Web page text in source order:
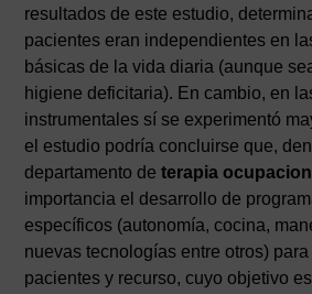
resultados de este estudio,
pacientes eran independientes en
básicas de la vida diaria (aunque
higiene deficitaria). En cambio, en
instrumentales sí se experimentó
el estudio podría concluirse que,
departamento deterapia
importancia el desarrollo de
específicos (autonomía, cocina,
nuevas tecnologías entre otros)
pacientes y recurso, cuyo objetivo